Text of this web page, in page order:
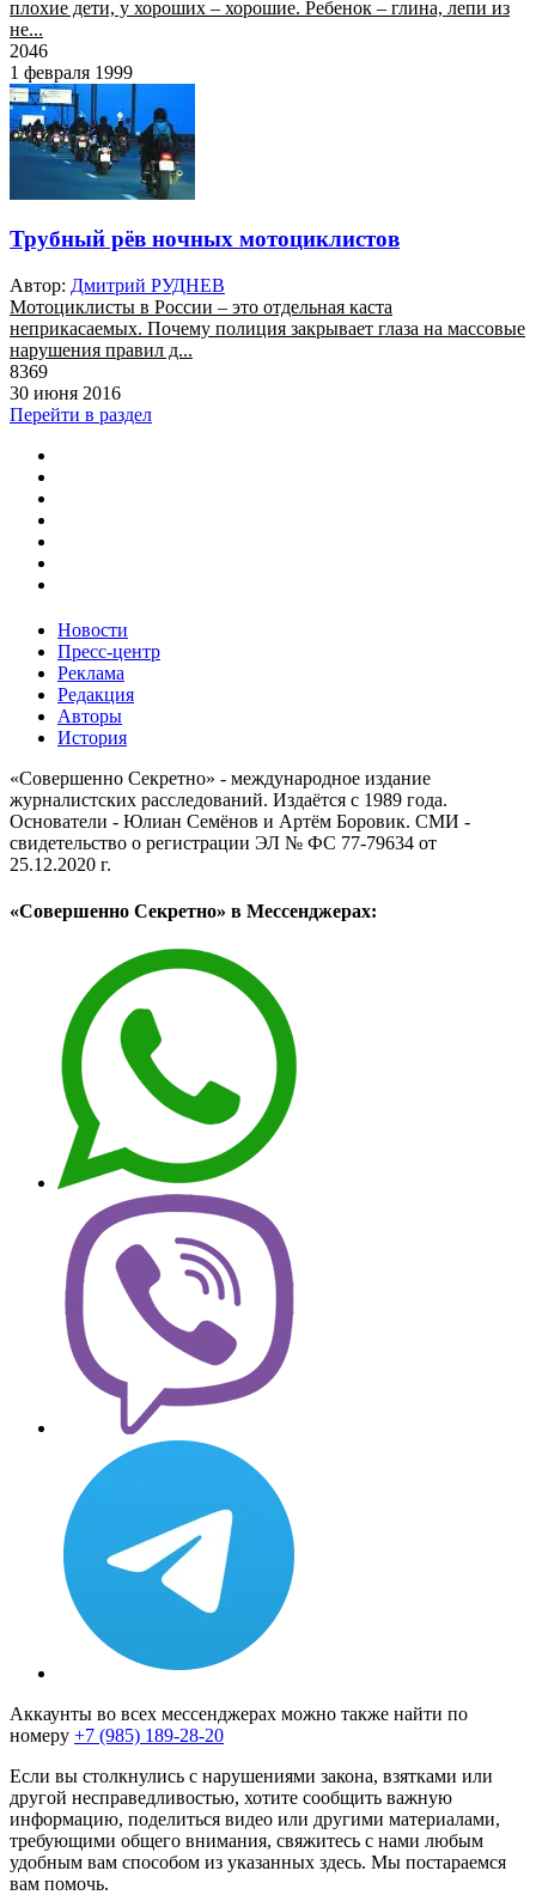
плохие дети, у хороших – хорошие. Ребенок – глина, лепи из
не...
2046
1 февраля 1999
Трубный рёв ночных мотоциклистов
Автор: Дмитрий РУДНЕВ
Мотоциклисты в России – это отдельная каста
неприкасаемых. Почему полиция закрывает глаза на массовые
нарушения правил д...
8369
30 июня 2016
Перейти в раздел
Новости
Пресс-центр
Реклама
Редакция
Авторы
История
«Совершенно Секретно» - международное издание
журналистских расследований. Издаётся с 1989 года.
Основатели - Юлиан Семёнов и Артём Боровик. CМИ -
свидетельство о регистрации ЭЛ № ФС 77-79634 от
25.12.2020 г.
«Совершенно Секретно» в Мессенджерах:
Аккаунты во всех мессенджерах можно также найти по
номеру +7 (985) 189-28-20
Если вы столкнулись с нарушениями закона, взятками или
другой несправедливостью, хотите сообщить важную
информацию, поделиться видео или другими материалами,
требующими общего внимания, свяжитесь с нами любым
удобным вам способом из указанных здесь. Мы постараемся
вам помочь.